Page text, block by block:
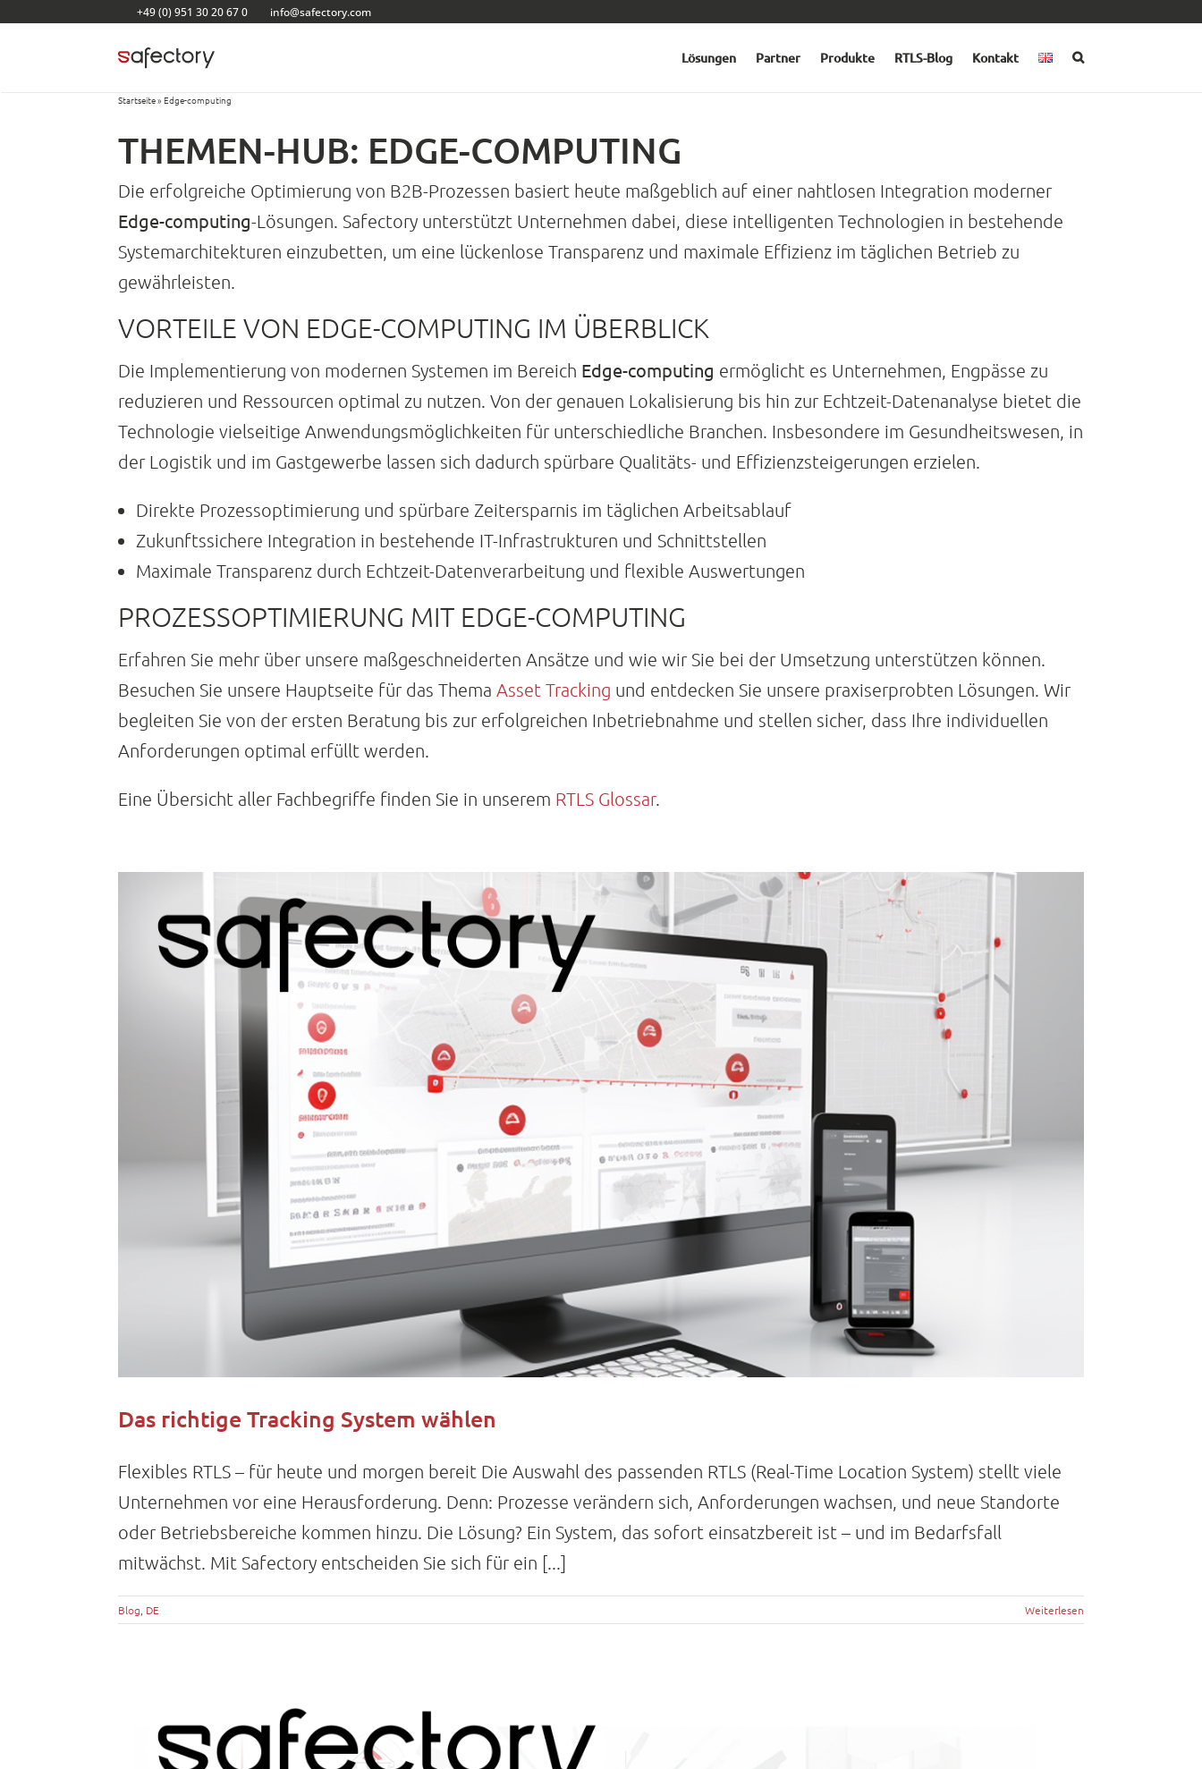
+49 (0) 951 30 20 67 0 info@safectory.com
Lösungen Partner Produkte RTLS-Blog Kontakt
Startseite» Edge-computing
THEMEN-HUB: EDGE-COMPUTING
Die erfolgreiche Optimierung von B2B-Prozessen basiert heute maßgeblich auf einer nahtlosen Integration moderner
Edge-computing-Lösungen. Safectory unterstützt Unternehmen dabei, diese intelligenten Technologien in bestehende
Systemarchitekturen einzubetten, um eine lückenlose Transparenz und maximale Effizienz im täglichen Betrieb zu
gewährleisten.
VORTEILE VON EDGE-COMPUTING IM ÜBERBLICK
Die Implementierung von modernen Systemen im Bereich Edge-computing ermöglicht es Unternehmen, Engpässe zu
reduzieren und Ressourcen optimal zu nutzen. Von der genauen Lokalisierung bis hin zur Echtzeit-Datenanalyse bietet die
Technologie vielseitige Anwendungsmöglichkeiten für unterschiedliche Branchen. Insbesondere im Gesundheitswesen, in
der Logistik und im Gastgewerbe lassen sich dadurch spürbare Qualitäts- und Effizienzsteigerungen erzielen.
Direkte Prozessoptimierung und spürbare Zeitersparnis im täglichen Arbeitsablauf
Zukunftssichere Integration in bestehende IT-Infrastrukturen und Schnittstellen
Maximale Transparenz durch Echtzeit-Datenverarbeitung und flexible Auswertungen
PROZESSOPTIMIERUNG MIT EDGE-COMPUTING
Erfahren Sie mehr über unsere maßgeschneiderten Ansätze und wie wir Sie bei der Umsetzung unterstützen können.
Besuchen Sie unsere Hauptseite für das Thema Asset Tracking und entdecken Sie unsere praxiserprobten Lösungen. Wir
begleiten Sie von der ersten Beratung bis zur erfolgreichen Inbetriebnahme und stellen sicher, dass Ihre individuellen
Anforderungen optimal erfüllt werden.
Eine Übersicht aller Fachbegriffe finden Sie in unserem RTLS Glossar.
Das richtige Tracking System wählen
Flexibles RTLS – für heute und morgen bereit Die Auswahl des passenden RTLS (Real-Time Location System) stellt viele
Unternehmen vor eine Herausforderung. Denn: Prozesse verändern sich, Anforderungen wachsen, und neue Standorte
oder Betriebsbereiche kommen hinzu. Die Lösung? Ein System, das sofort einsatzbereit ist – und im Bedarfsfall
mitwächst. Mit Safectory entscheiden Sie sich für ein [...]
Blog DE Weiterlesen